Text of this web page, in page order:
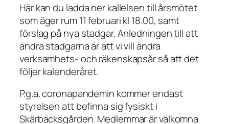
Här kan du ladda ner kallelsen till årsmötet
som äger rum 11 februari kl 18.00, samt
förslag på nya stadgar. Anledningen till att
ändra stadgarna är att vi vill ändra
verksamhets- och räkenskapsår så att det
följer kalenderåret.
P.g.a. coronapandemin kommer endast
styrelsen att befinna sig fysiskt i
Skärbäcksgården. Medlemmar är välkomna